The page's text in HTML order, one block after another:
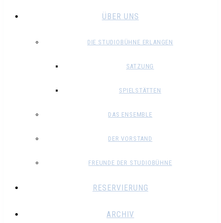
ÜBER UNS
DIE STUDIOBÜHNE ERLANGEN
SATZUNG
SPIELSTÄTTEN
DAS ENSEMBLE
DER VORSTAND
FREUNDE DER STUDIOBÜHNE
RESERVIERUNG
ARCHIV